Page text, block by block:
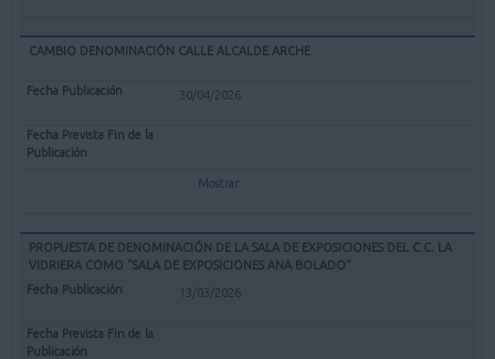
CAMBIO DENOMINACIÓN CALLE ALCALDE ARCHE
30/04/2026
Mostrar
PROPUESTA DE DENOMINACIÓN DE LA SALA DE EXPOSICIONES DEL C.C. LA
VIDRIERA COMO "SALA DE EXPOSICIONES ANA BOLADO"
13/03/2026